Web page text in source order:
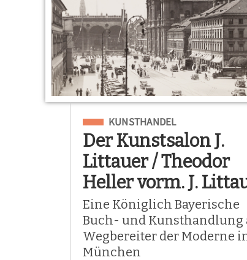
Eingeordnet unter
KUNSTHANDEL
Der Kunstsalon J.
Littauer / Theodor
Heller vorm. J.
Eine Königlich Bayerische
Buch- und Kunsthandlung
Wegbereiter der Moderne
München